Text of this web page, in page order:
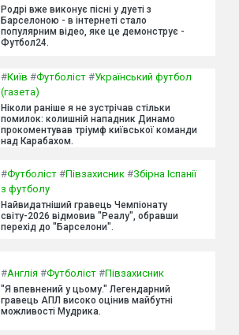
Родрі вже виконує пісні у дуеті з
Барселоною - в інтернеті стало
популярним відео, яке це демонструє -
Футбол24.
#Київ #Футболіст #Український футбол
(газета)
Ніколи раніше я не зустрічав стільки
помилок: колишній нападник Динамо
прокоментував тріумф київської команди
над Карабахом.
#Футболіст #Півзахисник #Збірна Іспанії
з футболу
Найвидатніший гравець Чемпіонату
світу-2026 відмовив "Реалу", обравши
перехід до "Барселони".
#Англія #Футболіст #Півзахисник
"Я впевнений у цьому." Легендарний
гравець АПЛ високо оцінив майбутні
можливості Мудрика.